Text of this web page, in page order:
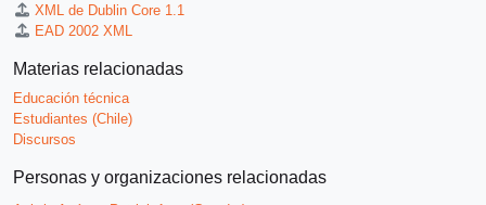
XML de Dublin Core 1.1
EAD 2002 XML
Materias relacionadas
Educación técnica
Estudiantes (Chile)
Discursos
Personas y organizaciones relacionadas